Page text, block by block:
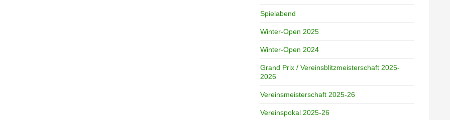
Spielabend
Winter-Open 2025
Winter-Open 2024
Grand Prix / Vereinsblitzmeisterschaft 2025-
2026
Vereinsmeisterschaft 2025-26
Vereinspokal 2025-26